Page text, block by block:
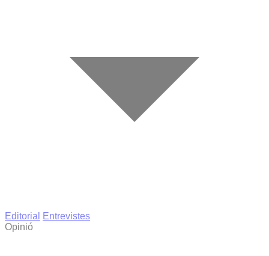
Editorial
Entrevistes
Opinió